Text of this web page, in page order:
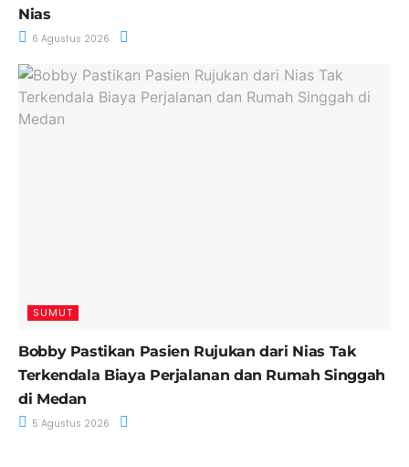
Nias
6 Agustus 2026
SUMUT
Bobby Pastikan Pasien Rujukan dari Nias Tak
Terkendala Biaya Perjalanan dan Rumah Singgah
di Medan
5 Agustus 2026